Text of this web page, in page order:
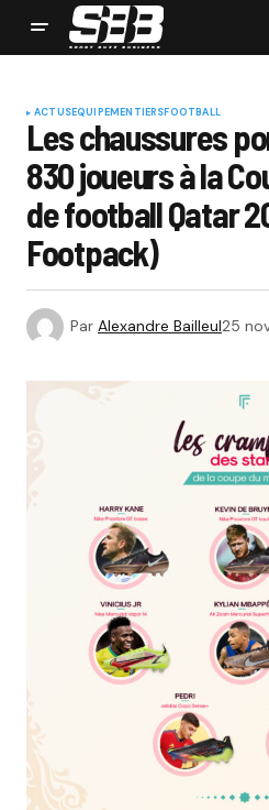
ACTUSEQUIPEMENTIERSFOOTBALL
Les chaussures
830 joueurs à la
de football Qatar
Footpack)
Par Alexandre Bailleul25